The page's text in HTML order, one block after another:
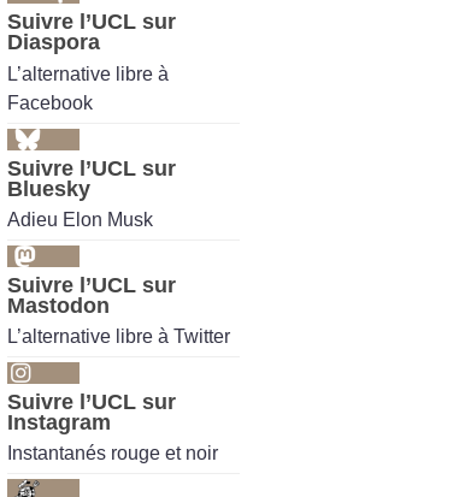
Suivre l’UCL sur
Diaspora
L’alternative libre à
Facebook
Suivre l’UCL sur
Bluesky
Adieu Elon Musk
Suivre l’UCL sur
Mastodon
L’alternative libre à Twitter
Suivre l’UCL sur
Instagram
Instantanés rouge et noir